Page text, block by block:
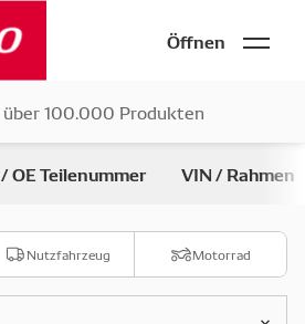
Öffnen
OE Teilenummer VIN / Rahmen
Nutzfahrzeug Motorrad